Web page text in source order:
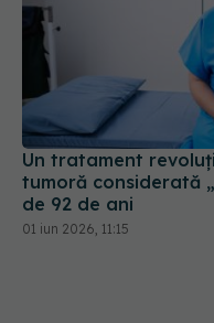
Un tratament
tumoră considerată
de 92 de ani
01 iun 2026, 11:15